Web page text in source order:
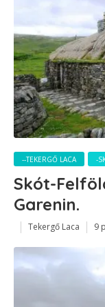
--TEKERGŐ LACA -
Skót-
Garenin.
Tekergő Laca 9